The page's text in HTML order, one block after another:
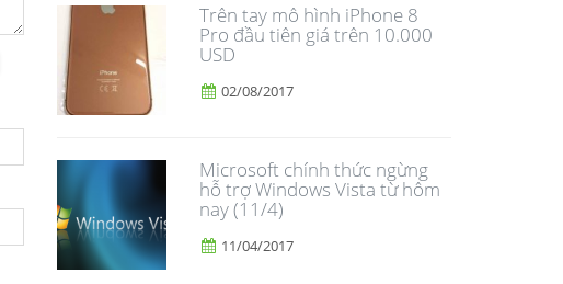
Trên tay mô hình iPhone 8
Pro đầu tiên giá trên 10.000
USD
02/08/2017
Microsoft chính thức ngừng
hỗ trợ Windows Vista từ hôm
nay (11/4)
11/04/2017